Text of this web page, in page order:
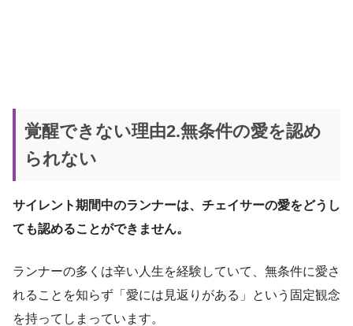
覚醒できない理由2.無条件の愛を認め
られない
サイレント期間中のランナーは、チェイサーの愛をどうし
ても認めることができません。
ランナーの多くは辛い人生を経験していて、無条件に愛さ
れることを知らず「愛には見返りがある」という固定観念
を持ってしまっています。